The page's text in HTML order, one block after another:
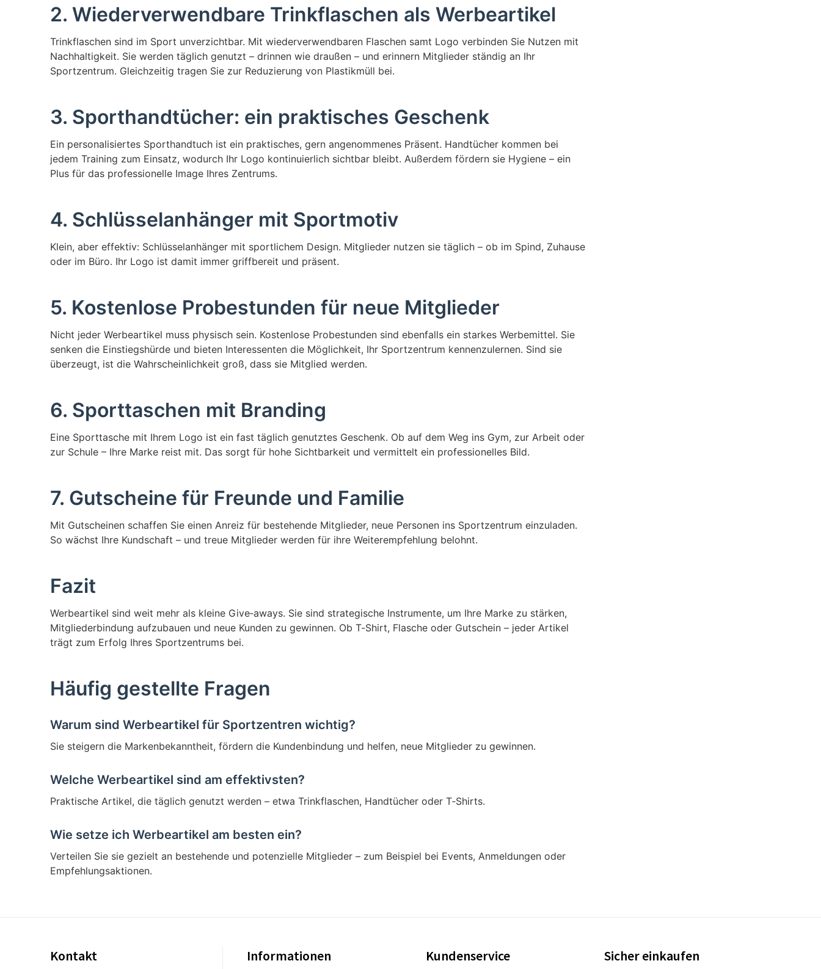
2. Wiederverwendbare Trinkflaschen als Werbeartikel
Trinkflaschen sind im Sport unverzichtbar. Mit wiederverwendbaren Flaschen samt Logo verbinden Sie Nutzen mit
Nachhaltigkeit. Sie werden täglich genutzt – drinnen wie draußen – und erinnern Mitglieder ständig an Ihr
Sportzentrum. Gleichzeitig tragen Sie zur Reduzierung von Plastikmüll bei.
3. Sporthandtücher: ein praktisches Geschenk
Ein personalisiertes Sporthandtuch ist ein praktisches, gern angenommenes Präsent. Handtücher kommen bei
jedem Training zum Einsatz, wodurch Ihr Logo kontinuierlich sichtbar bleibt. Außerdem fördern sie Hygiene – ein
Plus für das professionelle Image Ihres Zentrums.
4. Schlüsselanhänger mit Sportmotiv
Klein, aber effektiv: Schlüsselanhänger mit sportlichem Design. Mitglieder nutzen sie täglich – ob im Spind, Zuhause
oder im Büro. Ihr Logo ist damit immer griffbereit und präsent.
5. Kostenlose Probestunden für neue Mitglieder
Nicht jeder Werbeartikel muss physisch sein. Kostenlose Probestunden sind ebenfalls ein starkes Werbemittel. Sie
senken die Einstiegshürde und bieten Interessenten die Möglichkeit, Ihr Sportzentrum kennenzulernen. Sind sie
überzeugt, ist die Wahrscheinlichkeit groß, dass sie Mitglied werden.
6. Sporttaschen mit Branding
Eine Sporttasche mit Ihrem Logo ist ein fast täglich genutztes Geschenk. Ob auf dem Weg ins Gym, zur Arbeit oder
zur Schule – Ihre Marke reist mit. Das sorgt für hohe Sichtbarkeit und vermittelt ein professionelles Bild.
7. Gutscheine für Freunde und Familie
Mit Gutscheinen schaffen Sie einen Anreiz für bestehende Mitglieder, neue Personen ins Sportzentrum einzuladen.
So wächst Ihre Kundschaft – und treue Mitglieder werden für ihre Weiterempfehlung belohnt.
Fazit
Werbeartikel sind weit mehr als kleine Give‑aways. Sie sind strategische Instrumente, um Ihre Marke zu stärken,
Mitgliederbindung aufzubauen und neue Kunden zu gewinnen. Ob T‑Shirt, Flasche oder Gutschein – jeder Artikel
trägt zum Erfolg Ihres Sportzentrums bei.
Häufig gestellte Fragen
Warum sind Werbeartikel für Sportzentren wichtig?
Sie steigern die Markenbekanntheit, fördern die Kundenbindung und helfen, neue Mitglieder zu gewinnen.
Welche Werbeartikel sind am effektivsten?
Praktische Artikel, die täglich genutzt werden – etwa Trinkflaschen, Handtücher oder T‑Shirts.
Wie setze ich Werbeartikel am besten ein?
Verteilen Sie sie gezielt an bestehende und potenzielle Mitglieder – zum Beispiel bei Events, Anmeldungen oder
Empfehlungsaktionen.
Kontakt Informationen Kundenservice Sicher einkaufen